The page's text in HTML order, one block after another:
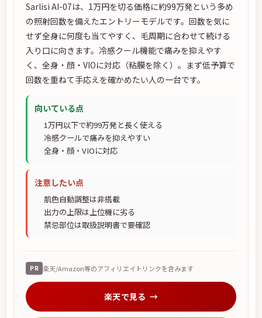
Sarlisi AI-07は、1万円を切る価格に約99万発という多め
の照射回数を備えたエントリーモデルです。回数を気に
せず全身に何度も当てやすく、毛周期に合わせて続ける
入り口に向きます。冷感クール機能で痛みを抑えやす
く、全身・顔・VIOに対応（粘膜を除く）。まず低予算で
回数を重ねて手応えを確かめたい人の一台です。
向いている点
1万円以下で約99万発と長く使える
冷感クールで痛みを抑えやすい
全身・顔・VIOに対応
注意したい点
肌色自動調整は非搭載
出力の上限は上位機に劣る
禁忌部位は取扱説明書で要確認
PR 楽天/Amazon等のアフィリエイトリンクを含みます
楽天で見る